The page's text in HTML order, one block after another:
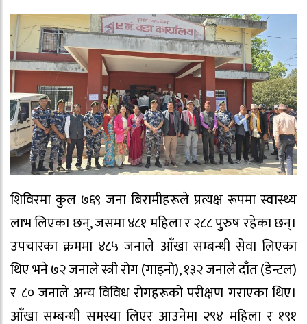
शिविरमा कुल ७६९ जना बिरामीहरूले प्रत्यक्ष रूपमा स्वास्थ्य
लाभ लिएका छन्, जसमा ४८१ महिला र २८८ पुरुष रहेका छन्।
उपचारका क्रममा ४८५ जनाले आँखा सम्बन्धी सेवा लिएका
थिए भने ७२ जनाले स्त्री रोग (गाइनो), १३२ जनाले दाँत (डेन्टल)
र ८० जनाले अन्य विविध रोगहरूको परीक्षण गराएका थिए।
आँखा सम्बन्धी समस्या लिएर आउनेमा २९४ महिला र १९१